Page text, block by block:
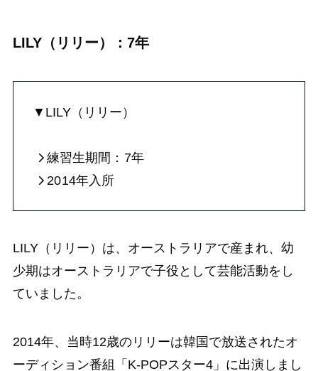
LILY（リリー）：7年
▼LILY（リリー）
練習生期間： 7年
2014年入所
LILY（リリー）は、オーストラリアで産まれ、幼
少期はオーストラリアで子役として芸能活動をし
ていました。
2014年、当時12歳のリリーは韓国で放送されたオ
ーディション番組「K-POPスター4」に出演しまし